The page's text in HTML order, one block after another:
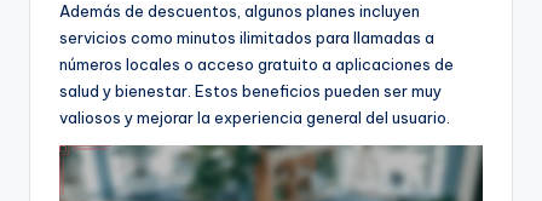
Además de descuentos, algunos planes incluyen
servicios como minutos ilimitados para llamadas a
números locales o acceso gratuito a aplicaciones de
salud y bienestar. Estos beneficios pueden ser muy
valiosos y mejorar la experiencia general del usuario.